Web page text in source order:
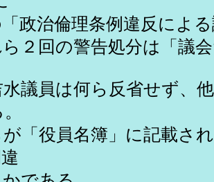
政治倫理条例違反によ
回の警告処分は「議会
議員は何ら反省せず、
役員名簿」に記載され